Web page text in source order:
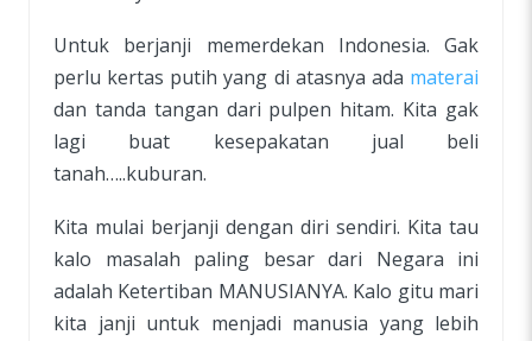
Untuk berjanji memerdekan Indonesia. Gak
perlu kertas putih yang di atasnya ada materai
dan tanda tangan dari pulpen hitam. Kita gak
lagi buat kesepakatan jual beli
tanah…..kuburan.
Kita mulai berjanji dengan diri sendiri. Kita tau
kalo masalah paling besar dari Negara ini
adalah Ketertiban MANUSIANYA. Kalo gitu mari
kita janji untuk menjadi manusia yang lebih